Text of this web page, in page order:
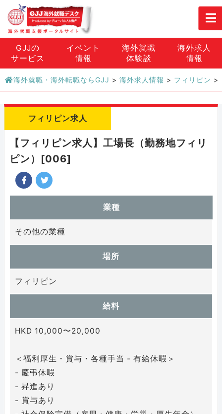
GJJの
サービス
イベント
情報
海外就職
体験談
海外求人
情報
海外就職・海外転職ならGJJ > 海外求人情報 > フィリピン >
フィリピン求人
【フィリピン求人】工場長（勤務地フィリ
ピン）[006]
業種
その他の業種
場所
フィリピン
給料
HKD 10,000〜20,000
＜福利厚生・賞与・各種手当 - 有給休暇＞
- 慶弔休暇
- 昇進あり
- 賞与あり